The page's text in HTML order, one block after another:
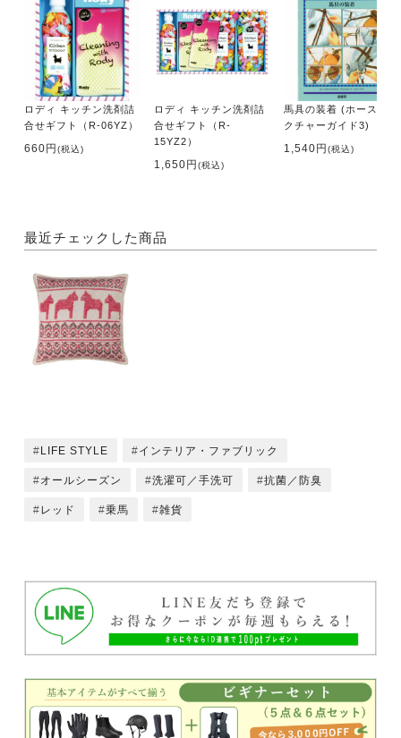
ロディ キッチン洗剤詰
合せギフト（R-06YZ）
660円 (税込)
ロディ キッチン洗剤詰
合せギフト（R-
15YZ2）
1,650円 (税込)
馬具の装着 (ホース・ピ
クチャーガイド3)
1,540円 (税込)
最近チェックした商品
LIFE STYLE インテリア・ファブリック
オールシーズン 洗濯可／手洗可 抗菌／防臭
レッド 乗馬 雑貨